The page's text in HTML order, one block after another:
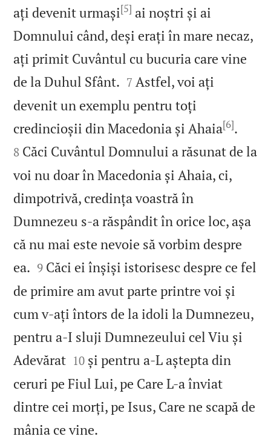
ați devenit urmași[5] ai noștri și ai
Domnului când, deși erați în mare necaz,
ați primit Cuvântul cu bucuria care vine
de la Duhul Sfânt. 

7 Astfel, voi ați
devenit un exemplu pentru toți
credincioșii din Macedonia și Ahaia[6].
8 Căci Cuvântul Domnului a răsunat de la
voi nu doar în Macedonia și Ahaia, ci,
dimpotrivă, credința voastră în
Dumnezeu s‑a răspândit în orice loc, așa
că nu mai este nevoie să vorbim despre
ea. 

9 Căci ei înșiși istorisesc despre ce fel
de primire am avut parte printre voi și
cum v‑ați întors de la idoli la Dumnezeu,
pentru a‑I sluji Dumnezeului cel Viu și
Adevărat
10 și pentru a‑L aștepta din
ceruri pe Fiul Lui, pe Care L‑a înviat
dintre cei morți, pe Isus, Care ne scapă de
mânia ce vine.